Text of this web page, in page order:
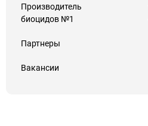
Производитель
биоцидов №1
Партнеры
Вакансии